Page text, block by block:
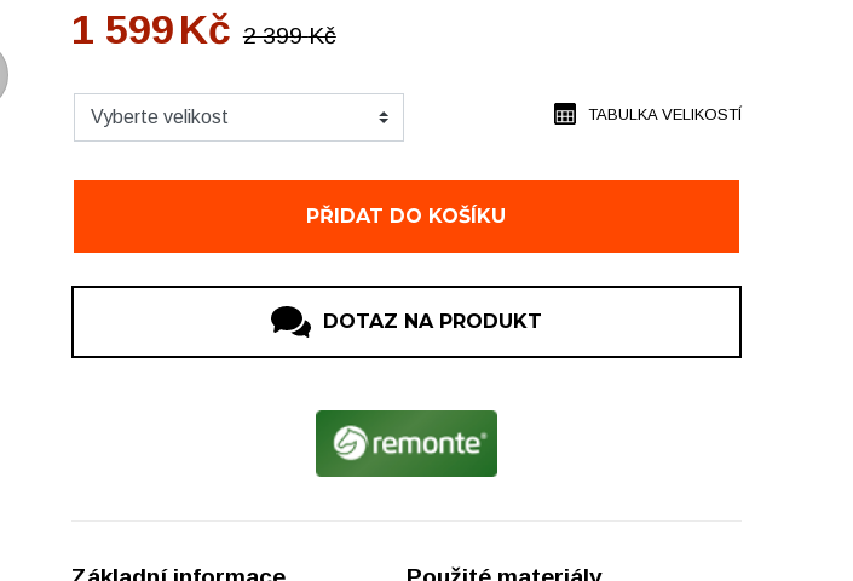
1 599Kč 2 399 Kč
PŘIDAT DO KOŠÍKU
TABULKA VELIKOSTÍ
DOTAZ NA PRODUKT